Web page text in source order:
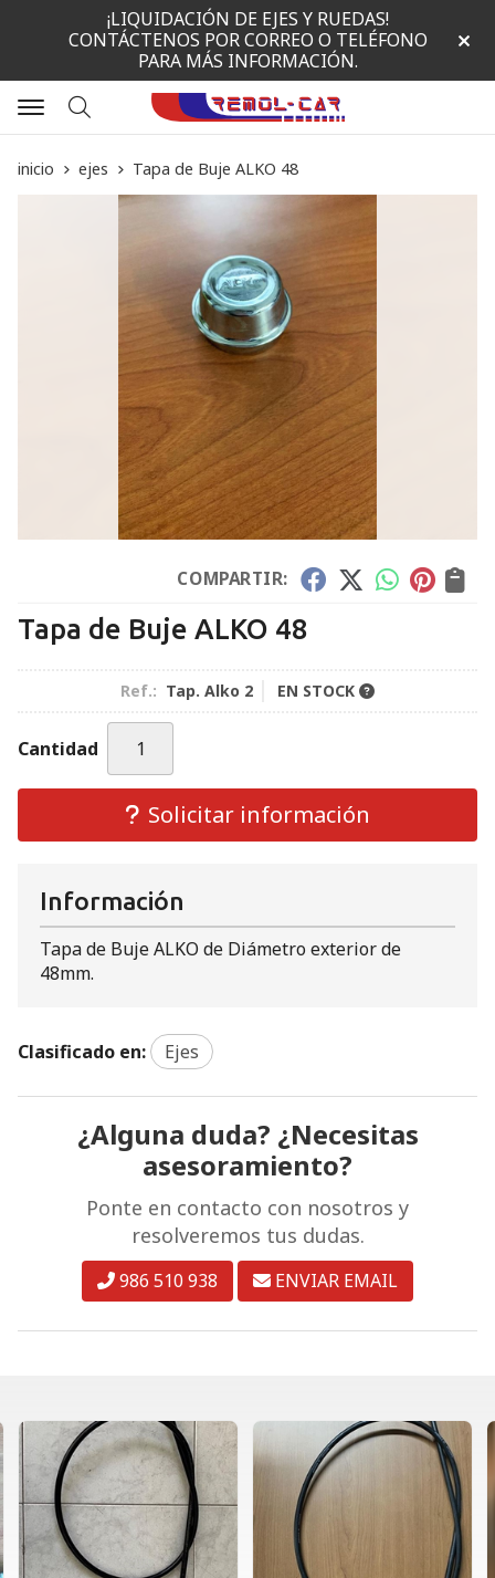
¡LIQUIDACIÓN DE EJES Y RUEDAS!
CONTÁCTENOS POR CORREO O TELÉFONO
PARA MÁS INFORMACIÓN.
Buscar
inicio ejes Tapa de Buje ALKO 48
COMPARTIR:
Tapa de Buje ALKO 48
Ref.: Tap. Alko 2 EN STOCK
Cantidad
Solicitar información
Información
Tapa de Buje ALKO de Diámetro exterior de
48mm.
Clasificado en: Ejes
¿Alguna duda? ¿Necesitas
asesoramiento?
Ponte en contacto con nosotros y
resolveremos tus dudas.
986 510 938 ENVIAR EMAIL